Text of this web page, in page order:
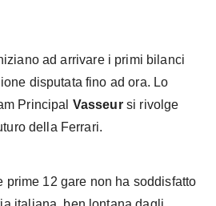
ad arrivare i primi bilanci
disputata fino ad ora. Lo
Principal Vasseursi rivolge
della Ferrari.
prime 12 gare non ha soddisfatto